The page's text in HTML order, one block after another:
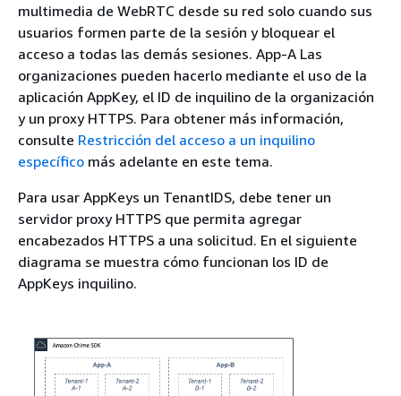
multimedia de WebRTC desde su red solo cuando sus
usuarios formen parte de la sesión y bloquear el
acceso a todas las demás sesiones. App-A Las
organizaciones pueden hacerlo mediante el uso de la
aplicación AppKey, el ID de inquilino de la organización
y un proxy HTTPS. Para obtener más información,
consulte Restricción del acceso a un inquilino
específico más adelante en este tema.
Para usar AppKeys un TenantIDS, debe tener un
servidor proxy HTTPS que permita agregar
encabezados HTTPS a una solicitud. En el siguiente
diagrama se muestra cómo funcionan los ID de
AppKeys inquilino.